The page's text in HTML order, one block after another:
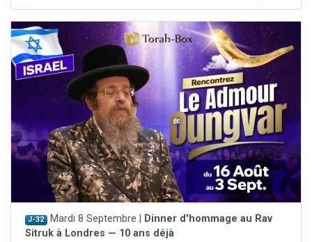
J-32 Mardi 8 Septembre |
Dinner d'hommage au Rav
Sitruk à Londres — 10 ans déjà